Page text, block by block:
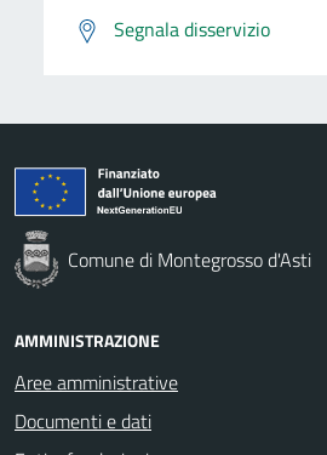
Segnala disservizio
Comune di Montegrosso d'Asti
AMMINISTRAZIONE
Aree amministrative
Documenti e dati